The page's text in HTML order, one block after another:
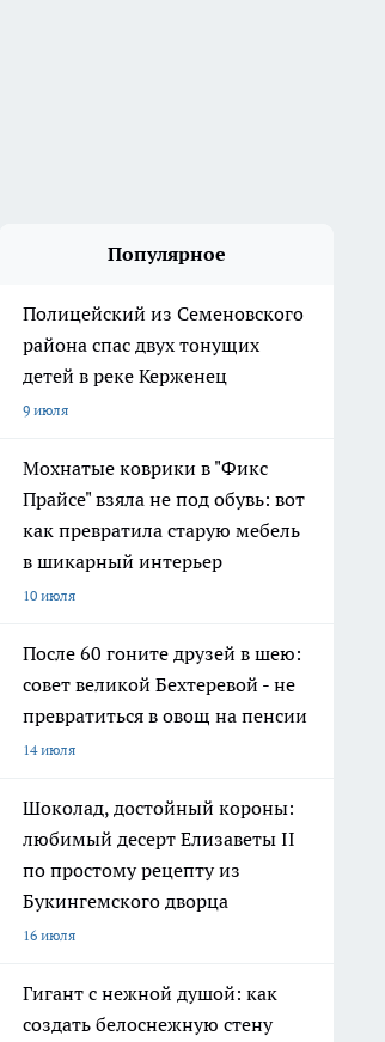
Популярное
Полицейский из Семеновского
района спас двух тонущих
детей в реке Керженец
9 июля
Мохнатые коврики в "Фикс
Прайсе" взяла не под обувь: вот
как превратила старую мебель
в шикарный интерьер
10 июля
После 60 гоните друзей в шею:
совет великой Бехтеревой - не
превратиться в овощ на пенсии
14 июля
Шоколад, достойный короны:
любимый десерт Елизаветы II
по простому рецепту из
Букингемского дворца
16 июля
Гигант с нежной душой: как
создать белоснежную стену